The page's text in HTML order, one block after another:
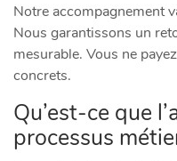
Notre accompagnement
Nous garantissons un
mesurable. Vous ne
concrets.
Qu’est-ce que
processus